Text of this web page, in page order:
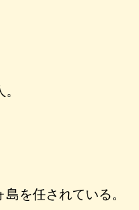
を任されている。